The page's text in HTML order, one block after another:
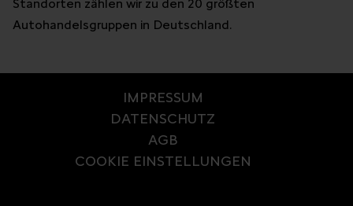
Standorten zählen wir zu den 20 größten
Autohandelsgruppen in Deutschland.
IMPRESSUM
DATENSCHUTZ
AGB
COOKIE EINSTELLUNGEN